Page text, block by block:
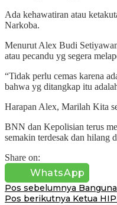
Ada kehawatiran atau
Narkoba.
Menurut Alex Budi
atau pecandu yg segera
“Tidak perlu cemas karena
bahwa yg ditangkap itu
Harapan Alex, Marilah Kita
BNN dan Kepolisian terus
semakin terdesak dan hilang
Share on:
WhatsApp
Navigasi
Pos sebelumnya
Pos berikutnya Ketua